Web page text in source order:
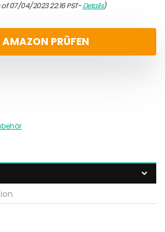
07/04/2023 22:16 PST-Details)
PRÜFEN